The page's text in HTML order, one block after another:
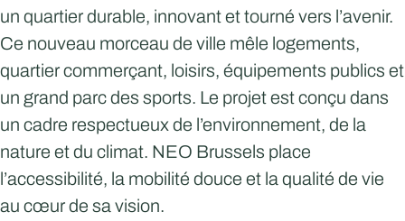
un quartier durable, innovant et tourné vers l’avenir.
Ce nouveau morceau de ville mêle logements,
quartier commerçant, loisirs, équipements publics et
un grand parc des sports. Le projet est conçu dans
un cadre respectueux de l’environnement, de la
nature et du climat. NEO Brussels place
l’accessibilité, la mobilité douce et la qualité de vie
au cœur de sa vision.